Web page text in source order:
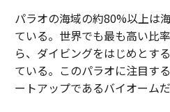
パラオの海域の約80%以上は
ている。世界でも最も高い比
ら、ダイビングをはじめとす
ている。このパラオに注目す
ートアップであるバイオームだ